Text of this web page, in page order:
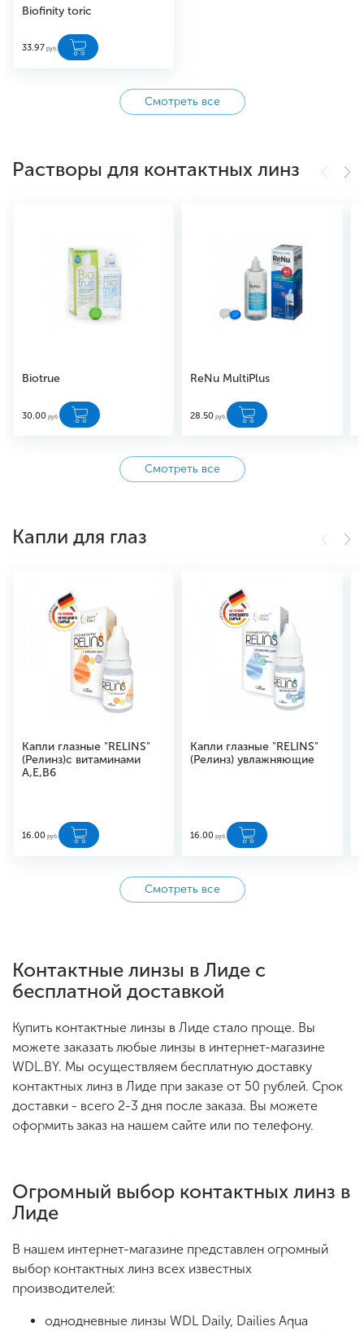
Biofinity toric
33.97 руб.
Смотреть все
Растворы для контактных линз
Biotrue
30.00 руб.
ReNu MultiPlus
28.50 руб.
Смотреть все
Капли для глаз
Капли глазные "RELINS"
(Релинз)с витаминами
A,E,B6
16.00 руб.
Капли глазные "RELINS"
(Релинз) увлажняющие
16.00 руб.
Смотреть все
Контактные линзы в Лиде с
бесплатной доставкой
Купить контактные линзы в Лиде стало проще. Вы
можете заказать любые линзы в интернет-магазине
WDL.BY. Мы осуществляем бесплатную доставку
контактных линз в Лиде при заказе от 50 рублей. Срок
доставки - всего 2-3 дня после заказа. Вы можете
оформить заказ на нашем сайте или по телефону.
Огромный выбор контактных линз в
Лиде
В нашем интернет-магазине представлен огромный
выбор контактных линз всех известных
производителей:
однодневные линзы WDL Daily, Dailies Aqua